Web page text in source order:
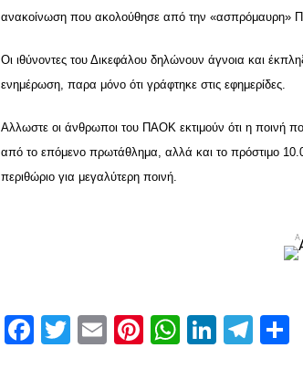
ανακοίνωση που ακολούθησε από την «ασπρόμαυρη»
Οι ιθύνοντες του Δικεφάλου δηλώνουν άγνοια και
ενημέρωση, παρα μόνο ότι γράφτηκε στις εφημερίδες.
Αλλωστε οι άνθρωποι του ΠΑΟΚ εκτιμούν ότι η ποινή
από το επόμενο πρωτάθλημα, αλλά και το πρόστιμο
περιθώριο για μεγαλύτερη ποινή.
Facebook
Twitter
EmailPinterest
WhatsApp